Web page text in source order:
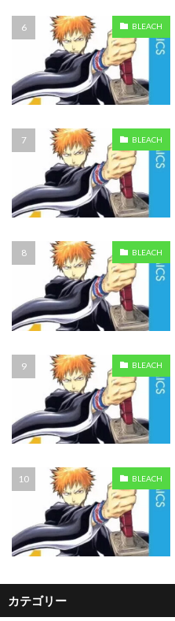
BLEACH
BLEACH
BLEACH
BLEACH
BLEACH
カテゴリー